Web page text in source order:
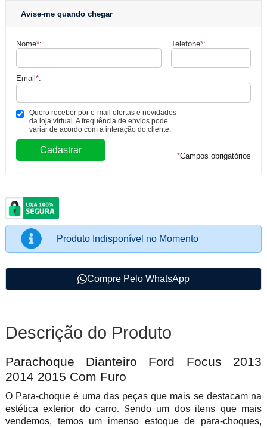
Avise-me quando chegar
Nome*: Telefone*:
Email*:
Quero receber por e-mail ofertas e novidades
da loja virtual. A frequência de envios pode
variar de acordo com a interação do cliente.
*Campos obrigatórios
Produto Indisponível no Momento
Compre Pelo WhatsApp
Descrição do Produto
Parachoque Dianteiro Ford Focus 2013
2014 2015 Com Furo
O Para-choque é uma das peças que mais se destacam na
estética exterior do carro. Sendo um dos itens que mais
vendemos, temos um imenso estoque de para-choques,